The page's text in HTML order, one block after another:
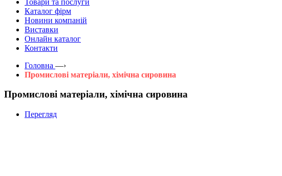
Каталог фірм
Новини компаній
Виставки
Онлайн каталог
Контакти
Головна —›
Промислові матеріали, хімічна сировина
Промислові матеріали, хімічна сировина
Перегляд